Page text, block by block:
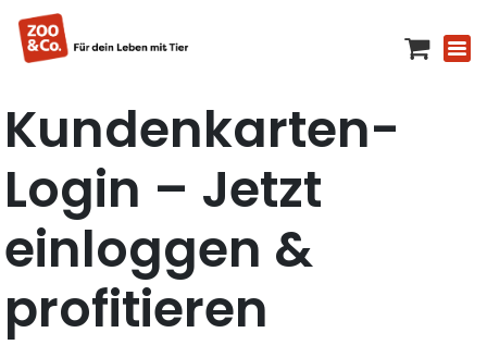
Kundenkarten-
Login – Jetzt
einloggen &
profitieren